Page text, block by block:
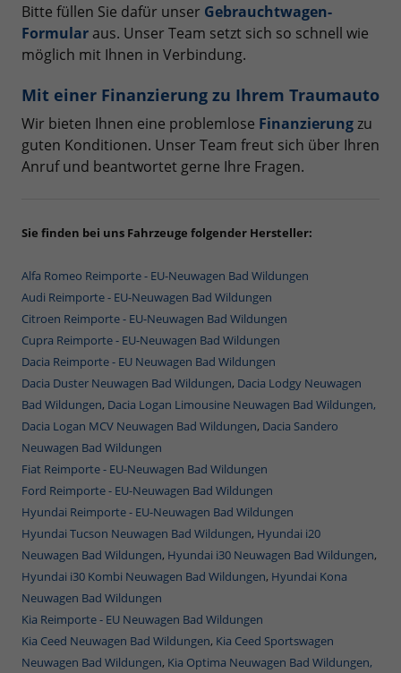
Bitte füllen Sie dafür unser Gebrauchtwagen-
Formular aus. Unser Team setzt sich so schnell wie
möglich mit Ihnen in Verbindung.
Mit einer Finanzierung zu Ihrem Traumauto
Wir bieten Ihnen eine problemlose Finanzierungzu
guten Konditionen. Unser Team freut sich über Ihren
Anruf und beantwortet gerne Ihre Fragen.
Sie finden bei uns Fahrzeuge folgender Hersteller:
Alfa Romeo Reimporte - EU-Neuwagen Bad Wildungen
Audi Reimporte - EU-Neuwagen Bad Wildungen
Citroen Reimporte - EU-Neuwagen Bad Wildungen
Cupra Reimporte - EU-Neuwagen Bad Wildungen
Dacia Reimporte - EU Neuwagen Bad Wildungen
Dacia Duster Neuwagen Bad Wildungen, Dacia Lodgy Neuwagen
Bad Wildungen, Dacia Logan Limousine Neuwagen Bad Wildungen,
Dacia Logan MCV Neuwagen Bad Wildungen, Dacia Sandero
Neuwagen Bad Wildungen
Fiat Reimporte - EU-Neuwagen Bad Wildungen
Ford Reimporte - EU-Neuwagen Bad Wildungen
Hyundai Reimporte - EU-Neuwagen Bad Wildungen
Hyundai Tucson Neuwagen Bad Wildungen, Hyundai i20
Neuwagen Bad Wildungen, Hyundai i30 Neuwagen Bad Wildungen,
Hyundai i30 Kombi Neuwagen Bad Wildungen, Hyundai Kona
Neuwagen Bad Wildungen
Kia Reimporte - EU Neuwagen Bad Wildungen
Kia Ceed Neuwagen Bad Wildungen, Kia Ceed Sportswagen
Neuwagen Bad Wildungen, Kia Optima Neuwagen Bad Wildungen,